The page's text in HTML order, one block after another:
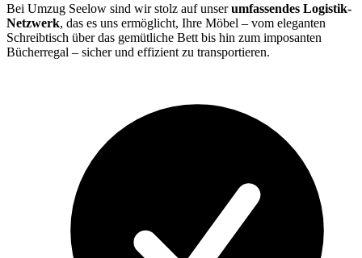
Bei Umzug Seelow sind wir stolz auf unserumfassendes Logistik-
Netzwerk, das es uns ermöglicht, Ihre Möbel – vom eleganten
Schreibtisch über das gemütliche Bett bis hin zum imposanten
Bücherregal – sicher und effizient zu transportieren.